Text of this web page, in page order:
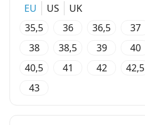
EU US
UK
35,5
36 36,5
37
38
38,5 39
40
40,5
41 42
42,5
43